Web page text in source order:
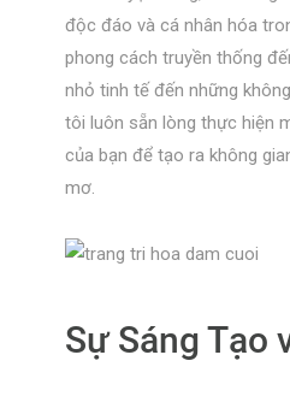
độc đáo và cá nhân hóa
phong cách truyền thống
nhỏ tinh tế đến những
tôi luôn sẵn lòng thực hiện
của bạn để tạo ra không
mơ.
Sự Sáng Tạo